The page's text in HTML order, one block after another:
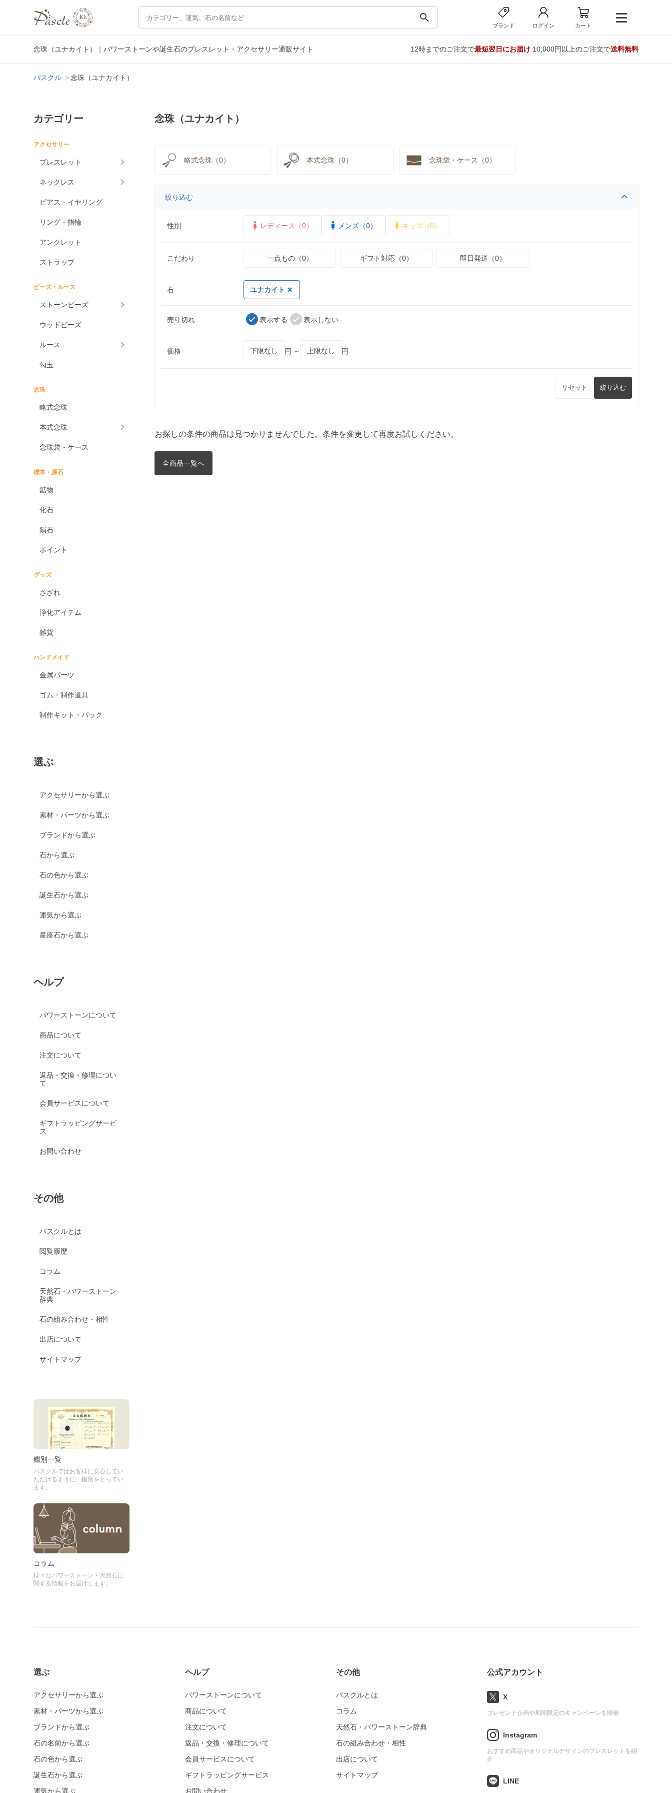
search
ブランド ログイン カート
念珠（ユナカイト）｜パワーストーンや誕生石のブレスレット・アクセサリー通販サイト 12時までのご注文で最短翌日にお届け10,000円以上のご注文で送料無料
パスクル 念珠（ユナカイト）
カテゴリー
アクセサリー
ブレスレット
ネックレス
ピアス・イヤリング
リング・指輪
アンクレット
ストラップ
ビーズ・ルース
ストーンビーズ
ウッドビーズ
ルース
勾玉
念珠
略式念珠
本式念珠
念珠袋・ケース
標本・原石
鉱物
化石
隕石
ポイント
グッズ
さざれ
浄化アイテム
雑貨
ハンドメイド
金属パーツ
ゴム・制作道具
制作キット・パック
選ぶ
アクセサリーから選ぶ
素材・パーツから選ぶ
ブランドから選ぶ
石から選ぶ
石の色から選ぶ
誕生石から選ぶ
運気から選ぶ
星座石から選ぶ
ヘルプ
パワーストーンについて
商品について
注文について
返品・交換・修理につい
て
会員サービスについて
ギフトラッピングサービ
ス
お問い合わせ
その他
パスクルとは
閲覧履歴
コラム
天然石・パワーストーン
辞典
石の組み合わせ・相性
出店について
サイトマップ
鑑別一覧
パスクルではお客様に安心してい
ただけるように、鑑別をとってい
ます。
コラム
様々なパワーストーン・天然石に
関する情報をお届けします。
念珠（ユナカイト）
略式念珠（0） 本式念珠（0） 念珠袋・ケース（0）
絞り込む
性別 レディース（0） メンズ（0） キッズ（0）
こだわり 一点もの（0） ギフト対応（0） 即日発送（0）
石 ユナカイト
売り切れ 表示する 表示しない
価格 円 ～ 円
リセット 絞り込む
お探しの条件の商品は見つかりませんでした。条件を変更して再度お試しください。
全商品一覧へ
選ぶ
アクセサリーから選ぶ
素材・パーツから選ぶ
ブランドから選ぶ
石の名前から選ぶ
石の色から選ぶ
誕生石から選ぶ
運気から選ぶ
ヘルプ
パワーストーンについて
商品について
注文について
返品・交換・修理について
会員サービスについて
ギフトラッピングサービス
お問い合わせ
その他
パスクルとは
コラム
天然石・パワーストーン辞典
石の組み合わせ・相性
出店について
サイトマップ
公式アカウント
X
プレゼント企画や期間限定のキャンペーンを開催
Instagram
おすすめ商品やオリジナルデザインのブレスレットを紹
介
LINE